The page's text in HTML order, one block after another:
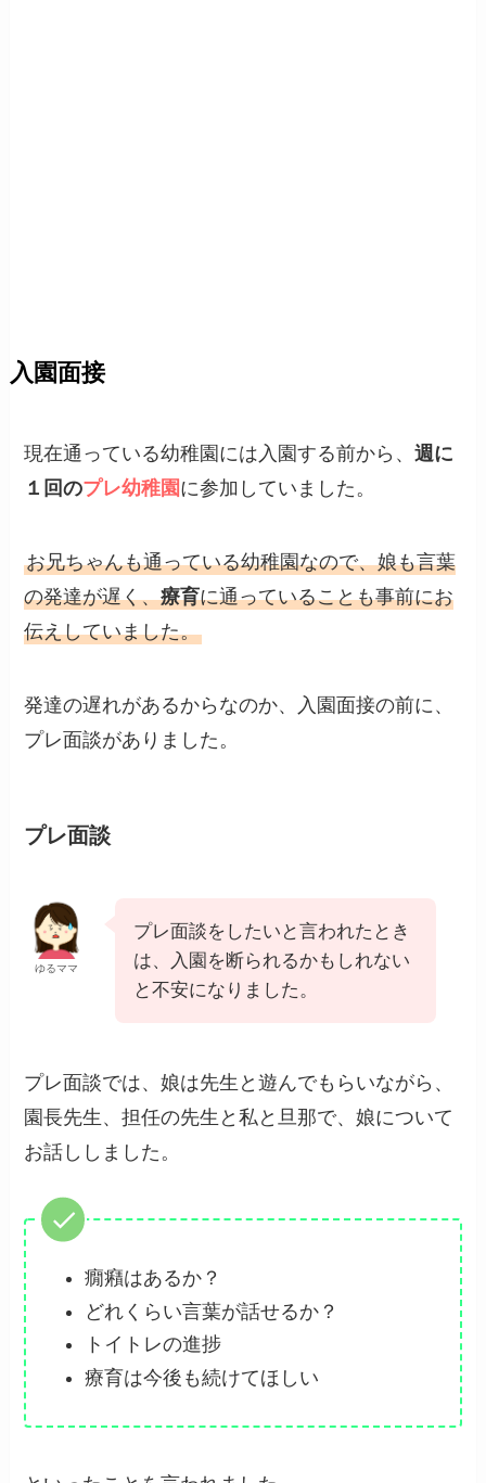
入園面接
現在通っている幼稚園には入園する前から、週に
１回のプレ幼稚園に参加していました。
お兄ちゃんも通っている幼稚園なので、娘も言葉
の発達が遅く、療育に通っていることも事前にお
伝えしていました。
発達の遅れがあるからなのか、入園面接の前に、
プレ面談がありました。
プレ面談
ゆるママ
プレ面談をしたいと言われたとき
は、入園を断られるかもしれない
と不安になりました。
プレ面談では、娘は先生と遊んでもらいながら、
園長先生、担任の先生と私と旦那で、娘について
お話ししました。
癇癪はあるか？
どれくらい言葉が話せるか？
トイトレの進捗
療育は今後も続けてほしい